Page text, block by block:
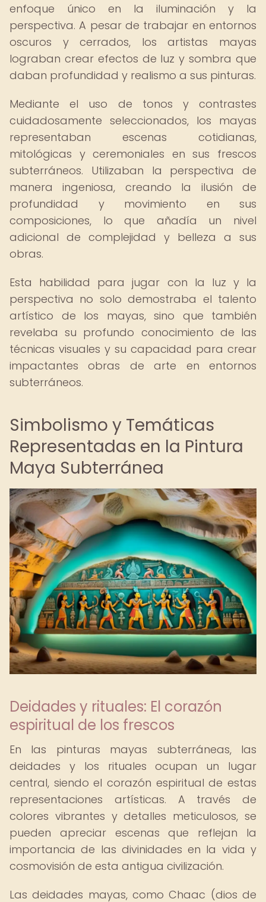
enfoque único en la iluminación y la
perspectiva. A pesar de trabajar en entornos
oscuros y cerrados, los artistas mayas
lograban crear efectos de luz y sombra que
daban profundidad y realismo a sus pinturas.
Mediante el uso de tonos y contrastes
cuidadosamente seleccionados, los mayas
representaban escenas cotidianas,
mitológicas y ceremoniales en sus frescos
subterráneos. Utilizaban la perspectiva de
manera ingeniosa, creando la ilusión de
profundidad y movimiento en sus
composiciones, lo que añadía un nivel
adicional de complejidad y belleza a sus
obras.
Esta habilidad para jugar con la luz y la
perspectiva no solo demostraba el talento
artístico de los mayas, sino que también
revelaba su profundo conocimiento de las
técnicas visuales y su capacidad para crear
impactantes obras de arte en entornos
subterráneos.
Simbolismo y Temáticas
Representadas en la Pintura
Maya Subterránea
Deidades y rituales: El corazón
espiritual de los frescos
En las pinturas mayas subterráneas, las
deidades y los rituales ocupan un lugar
central, siendo el corazón espiritual de estas
representaciones artísticas. A través de
colores vibrantes y detalles meticulosos, se
pueden apreciar escenas que reflejan la
importancia de las divinidades en la vida y
cosmovisión de esta antigua civilización.
Las deidades mayas, como Chaac (dios de